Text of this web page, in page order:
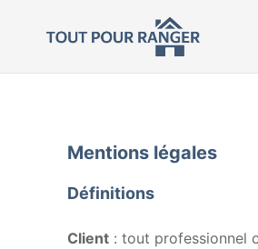
Mentions légales
Définitions
Client : tout professionnel